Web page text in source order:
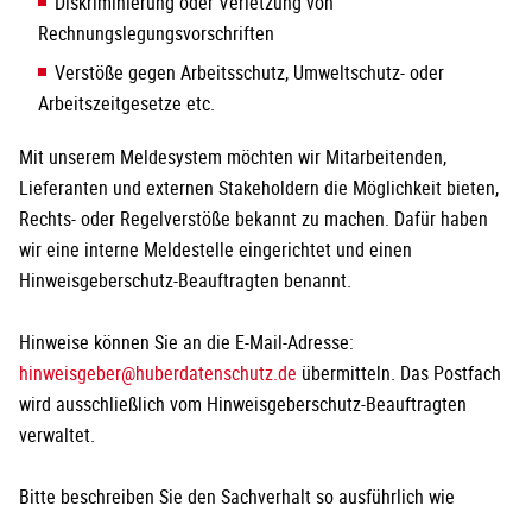
Rechnungslegungsvorschriften
Verstöße gegen Arbeitsschutz, Umweltschutz- oder
Arbeitszeitgesetze etc.
Mit unserem Meldesystem möchten wir Mitarbeitenden,
Lieferanten und externen Stakeholdern die Möglichkeit bieten,
Rechts- oder Regelverstöße bekannt zu machen. Dafür haben
wir eine interne Meldestelle eingerichtet und einen
Hinweisgeberschutz-Beauftragten benannt.
Hinweise können Sie an die E-Mail-Adresse:
hinweisgeber@huberdatenschutz.de übermitteln. Das Postfach
wird ausschließlich vom Hinweisgeberschutz-Beauftragten
verwaltet.
Bitte beschreiben Sie den Sachverhalt so ausführlich wie